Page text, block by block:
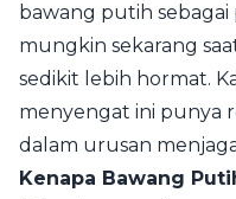
bawang putih
mungkin sekarang
sedikit lebih hormat.
menyengat ini punya
dalam urusan
Kenapa Bawang